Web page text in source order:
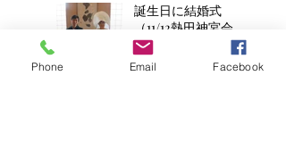
誕生日に結婚式
（11/12熱田神宮会
館）
Phone Email Facebook